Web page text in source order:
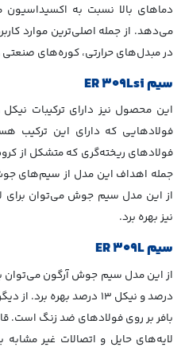
دماهای بالا نسبت به
می‌دهد. از جمله اصلی‌ترین موارد
در مبدل‌های حرارتی، کوره‌های
سیمER 309Lsi
این محصول نیز دارای ترکیبات
فولادهایی که دارای این ترکیب
فولادهای ریخته‌گری که متشکل از کروم 23
جمله اهداف این مدل از سیم‌های
از این مدل سیم جوش می‌توان برای
نیز بهره برد.
سیمER 309L
درصد و نیکل 13 درصد بهره
بافر بر روی فولادهای ضد زنگ است.
لایه‌های حایل و اتصالات غیر